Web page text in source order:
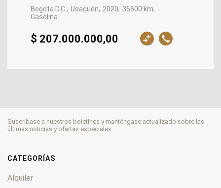
Bogota D.C. Usaquén 2020 35500 km
-
Gasolina
$ 207.000.000,00
Suscríbase a nuestros boletines y manténgase actualizado sobre las
últimas noticias y ofertas especiales.
CATEGORÍAS
Alquiler